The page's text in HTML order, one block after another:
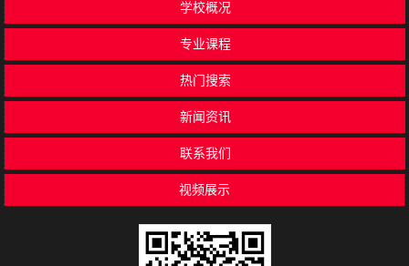
学校概况
专业课程
热门搜索
新闻资讯
联系我们
视频展示